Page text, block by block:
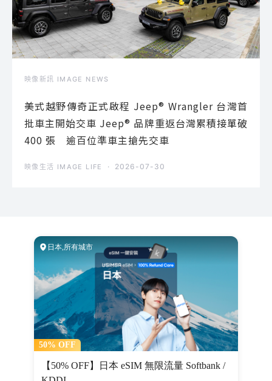
映像新訊 IMAGE NEWS
美式越野傳奇正式啟程 Jeep® Wrangler 台灣首
批車主開始交車 Jeep® 品牌重返台灣累積接單破
400 張 逾百位準車主搶先交車
映像生活 IMAGE LIFE 2026-07-30